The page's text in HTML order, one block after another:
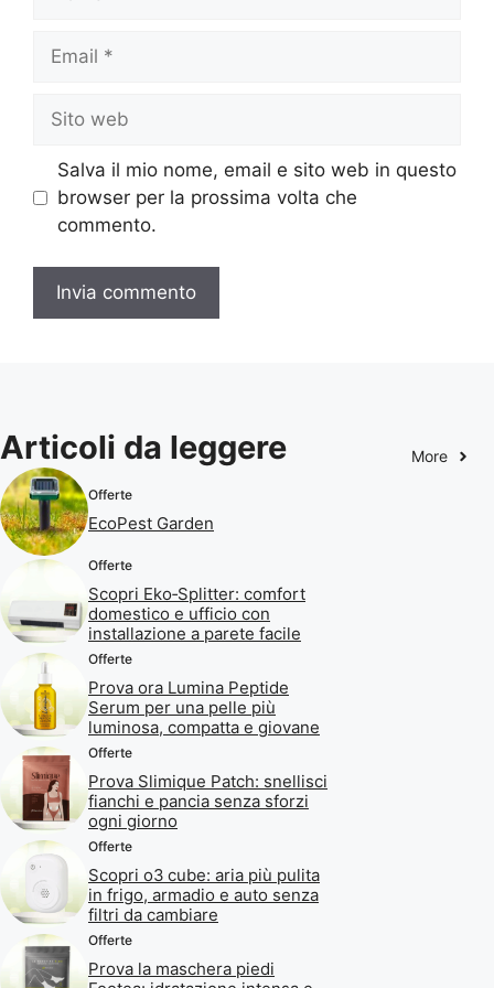
web
Salva il mio nome, email e sito web in questo
browser per la prossima volta che
commento.
Articoli da leggere More
Offerte
EcoPest Garden
Offerte
Scopri Eko‑Splitter: comfort
domestico e ufficio con
installazione a parete facile
Offerte
Prova ora Lumina Peptide
Serum per una pelle più
luminosa, compatta e giovane
Offerte
Prova Slimique Patch: snellisci
fianchi e pancia senza sforzi
ogni giorno
Offerte
Scopri o3 cube: aria più pulita
in frigo, armadio e auto senza
filtri da cambiare
Offerte
Prova la maschera piedi